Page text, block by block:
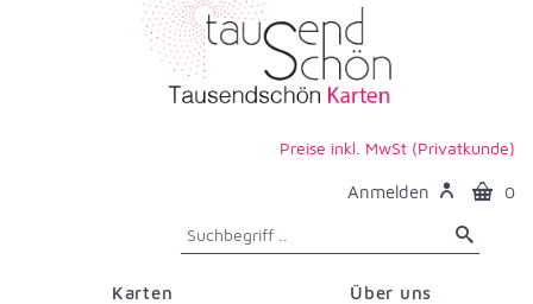
Preise inkl. MwSt (Privatkunde)
Anmelden 0
Karten
Über uns